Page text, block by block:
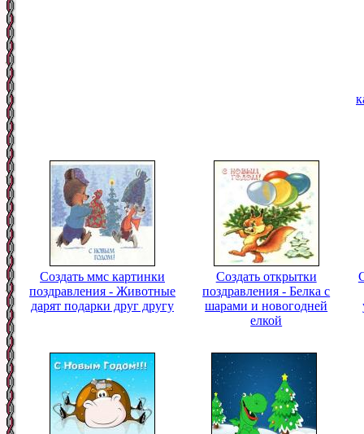
Создать ммс картинки
поздравления - Животные
дарят подарки друг другу
Создать открытки
поздравления - Белка с
шарами и новогодней
елкой